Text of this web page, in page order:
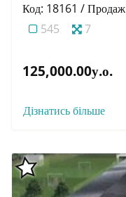
Код: 18161 / Продаж
545
7
125,000.00у.о.
Дізнатись більше